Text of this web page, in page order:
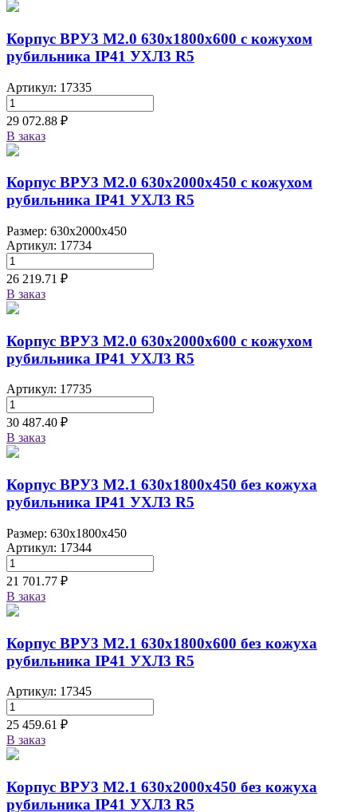
Корпус ВРУ3 М2.0 630х1800х600 с кожухом
рубильника IP41 УХЛ3 R5
Артикул: 17335
29 072.88 ₽
В заказ
Корпус ВРУ3 М2.0 630х2000х450 с кожухом
рубильника IP41 УХЛ3 R5
Размер: 630x2000x450
Артикул: 17734
26 219.71 ₽
В заказ
Корпус ВРУ3 М2.0 630х2000х600 с кожухом
рубильника IP41 УХЛ3 R5
Артикул: 17735
30 487.40 ₽
В заказ
Корпус ВРУ3 М2.1 630х1800х450 без кожуха
рубильника IP41 УХЛ3 R5
Размер: 630x1800x450
Артикул: 17344
21 701.77 ₽
В заказ
Корпус ВРУ3 М2.1 630х1800х600 без кожуха
рубильника IP41 УХЛ3 R5
Артикул: 17345
25 459.61 ₽
В заказ
Корпус ВРУ3 М2.1 630х2000х450 без кожуха
рубильника IP41 УХЛ3 R5